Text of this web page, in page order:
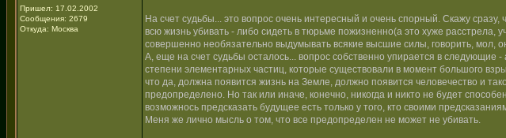
Пришел: 17.02.2002
Сообщения: 2679
Откуда: Москва
На счет судьбы... это вопрос очень интересный и очень спорный. Скажу
всю жизнь убивать - либо сидеть в тюрьме пожизненно(а это хуже
совершенно необязательно выдумывать всякие высшие силы, говорить, мол,
А, еще на счет судьбы осталось... вопрос собственно упирается в
степени элементарных частиц, которые существовали в момент большого
что да, должна появится жизнь на Земле, должно появится человечество и
предопределено. Но так или иначе, конечно, никогда и никто не будет
возможнось предсказать будущее есть только у того, кто своими
Меня же лично мысль о том, что все предопределен не может не убивать.